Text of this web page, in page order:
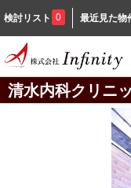
検討リスト 0 最近見た物
清水内科クリニ